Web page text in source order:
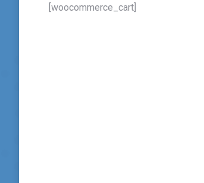
[woocommerce_cart]